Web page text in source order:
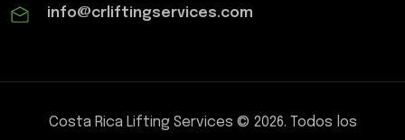
info@crliftingservices.com
Costa Rica Lifting Services © 2026. Todos los